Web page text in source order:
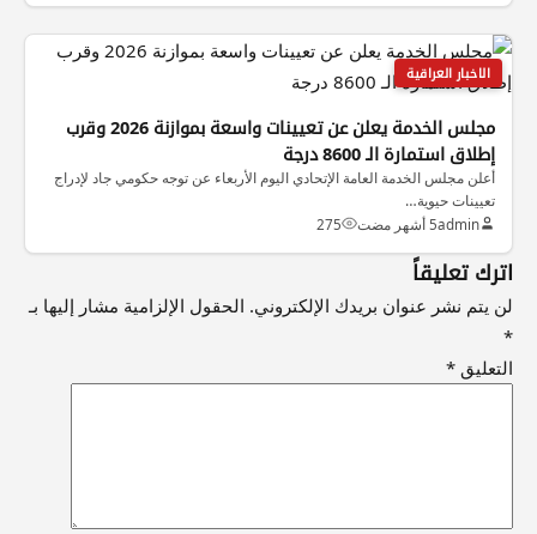
الاخبار العراقية
مجلس الخدمة يعلن عن تعيينات واسعة بموازنة 2026 وقرب
إطلاق استمارة الـ 8600 درجة
أعلن مجلس الخدمة العامة الإتحادي اليوم الأربعاء عن توجه حكومي جاد لإدراج
تعيينات حيوية…
admin5 أشهر مضت 275
اترك تعليقاً
لن يتم نشر عنوان بريدك الإلكتروني. الحقول الإلزامية مشار إليها بـ
*
التعليق *